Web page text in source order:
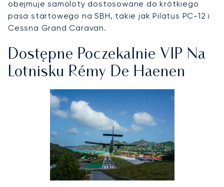
obejmuje samoloty dostosowane do krótkiego
pasa startowego na SBH, takie jak Pilatus PC-12 i
Cessna Grand Caravan.
Dostępne Poczekalnie VIP Na
Lotnisku Rémy De Haenen